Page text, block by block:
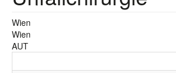
Wien
Wien
AUT